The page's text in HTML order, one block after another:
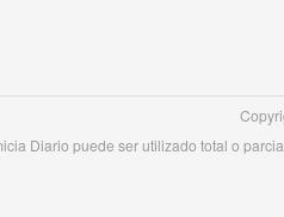
Diario puede ser utilizado total o